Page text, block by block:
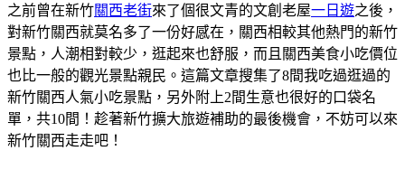
之前曾在新竹關西老街來了個很文青的文創老屋一日遊之後，
對新竹關西就莫名多了一份好感在，關西相較其他熱門的新竹
景點，人潮相對較少，逛起來也舒服，而且關西美食小吃價位
也比一般的觀光景點親民。這篇文章搜集了8間我吃過逛過的
新竹關西人氣小吃景點，另外附上2間生意也很好的口袋名
單，共10間！趁著新竹擴大旅遊補助的最後機會，不妨可以來
新竹關西走走吧！